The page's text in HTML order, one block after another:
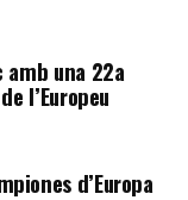
amb una 22a
l’Europeu
d’Europa